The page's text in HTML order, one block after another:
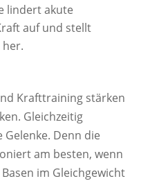
lindert akute
auf und stellt
her.
Krafttraining stärken
Gleichzeitig
Denn die
am besten, wenn
im Gleichgewicht